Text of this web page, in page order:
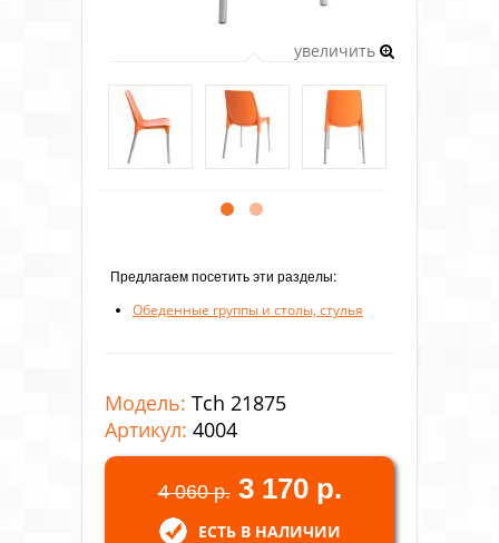
увеличить
Предлагаем посетить эти разделы:
Обеденные группы и столы, стулья
Модель: Tch 21875
Артикул: 4004
4 060 р. 3 170 р.
ЕСТЬ В НАЛИЧИИ